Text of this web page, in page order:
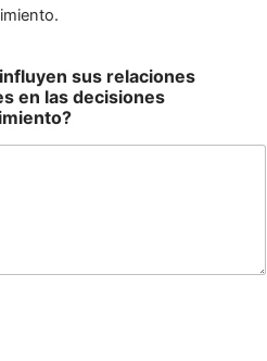
sus relaciones
en las decisiones